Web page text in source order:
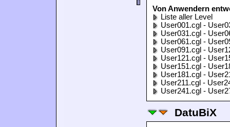
Von Anwendern
Liste aller Level
User001.cgl -
User031.cgl -
User061.cgl -
User091.cgl -
User121.cgl -
User151.cgl -
User181.cgl -
User211.cgl -
User241.cgl -
DatuBiX